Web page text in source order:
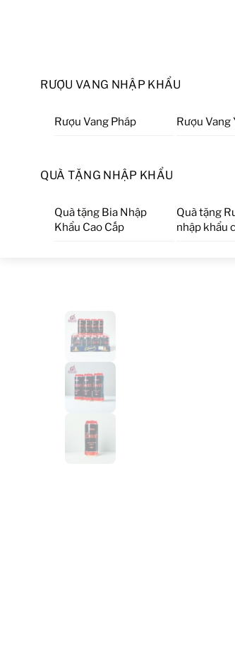
RƯỢU VANG NHẬP KHẨU
Rượu Vang Pháp Rượu Vang
QUÀ TẶNG NHẬP KHẨU
Quà tặng Bia Nhập
Khẩu Cao Cấp
Quà tặng
nhập khẩu